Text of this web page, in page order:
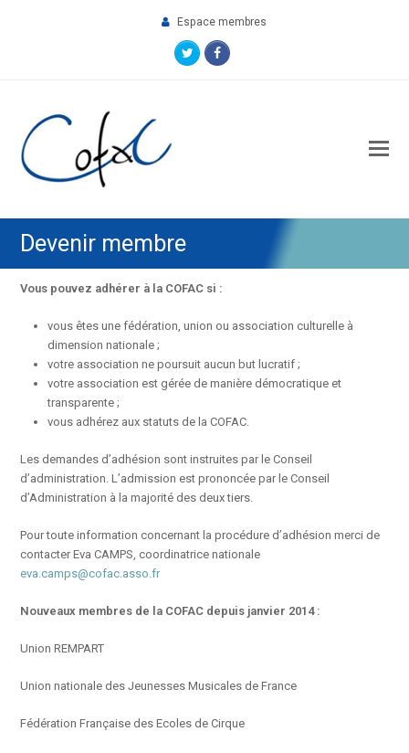
Espace membres
TwitterFacebook
Devenir membre
Vous pouvez adhérer à la COFAC si :
vous êtes une fédération, union ou association culturelle à
dimension nationale ;
votre association ne poursuit aucun but lucratif ;
votre association est gérée de manière démocratique et
transparente ;
vous adhérez aux statuts de la COFAC.
Les demandes d’adhésion sont instruites par le Conseil
d’administration. L’admission est prononcée par le Conseil
d’Administration à la majorité des deux tiers.
Pour toute information concernant la procédure d’adhésion merci de
contacter Eva CAMPS, coordinatrice nationale
eva.camps@cofac.asso.fr
Nouveaux membres de la COFAC depuis janvier 2014 :
Union REMPART
Union nationale des Jeunesses Musicales de France
Fédération Française des Ecoles de Cirque